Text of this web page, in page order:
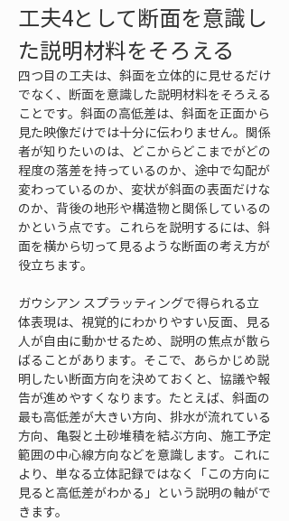
工夫4として断面を意識し
た説明材料をそろえる
四つ目の工夫は、斜面を立体的に見せるだけ
でなく、断面を意識した説明材料をそろえる
ことです。斜面の高低差は、斜面を正面から
見た映像だけでは十分に伝わりません。関係
者が知りたいのは、どこからどこまでがどの
程度の落差を持っているのか、途中で勾配が
変わっているのか、変状が斜面の表面だけな
のか、背後の地形や構造物と関係しているの
かという点です。これらを説明するには、斜
面を横から切って見るような断面の考え方が
役立ちます。
ガウシアン スプラッティングで得られる立
体表現は、視覚的にわかりやすい反面、見る
人が自由に動かせるため、説明の焦点が散ら
ばることがあります。そこで、あらかじめ説
明したい断面方向を決めておくと、協議や報
告が進めやすくなります。たとえば、斜面の
最も高低差が大きい方向、排水が流れている
方向、亀裂と土砂堆積を結ぶ方向、施工予定
範囲の中心線方向などを意識します。これに
より、単なる立体記録ではなく「この方向に
見ると高低差がわかる」という説明の軸がで
きます。